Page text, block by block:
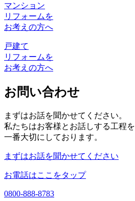
マンション
リフォームを
お考えの方へ
戸建て
リフォームを
お考えの方へ
お問い合わせ
まずはお話を聞かせてください。
私たちはお客様とお話しする工程を
一番大切にしております。
まずはお話を聞かせてください
お電話はここをタップ
0800-888-8783